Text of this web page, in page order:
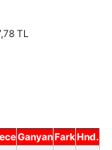
TL
GanyanFarkHnd.